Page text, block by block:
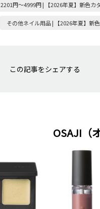
2201円～4999円 | 【2026年夏】新色カ
その他ネイル用品 | 【2026年夏】新
この記事をシェアする
OSAJI（